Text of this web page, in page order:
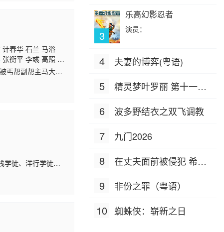
春华 石兰 马浴
张衡平 李彧 高照 赵
小蕾 刘仲元 周晓
丐帮副帮主马大元
大的纠葛。他在
学徒、洋行学徒，
历经磨难，勇闯
3
乐高幻影忍者
演员：
4 夫妻的博弈(粤语)
5
精灵梦叶罗丽 第十一季
6 波多野结衣之双飞调教
7 九门2026
8
在丈夫面前被侵犯 希岛
9 非份之罪（粤语）
10 蜘蛛侠：崭新之日